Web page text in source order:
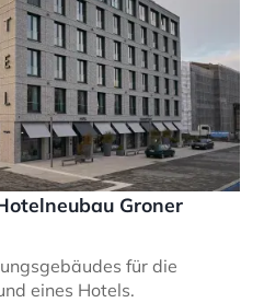
Groner
für die
eines Hotels.